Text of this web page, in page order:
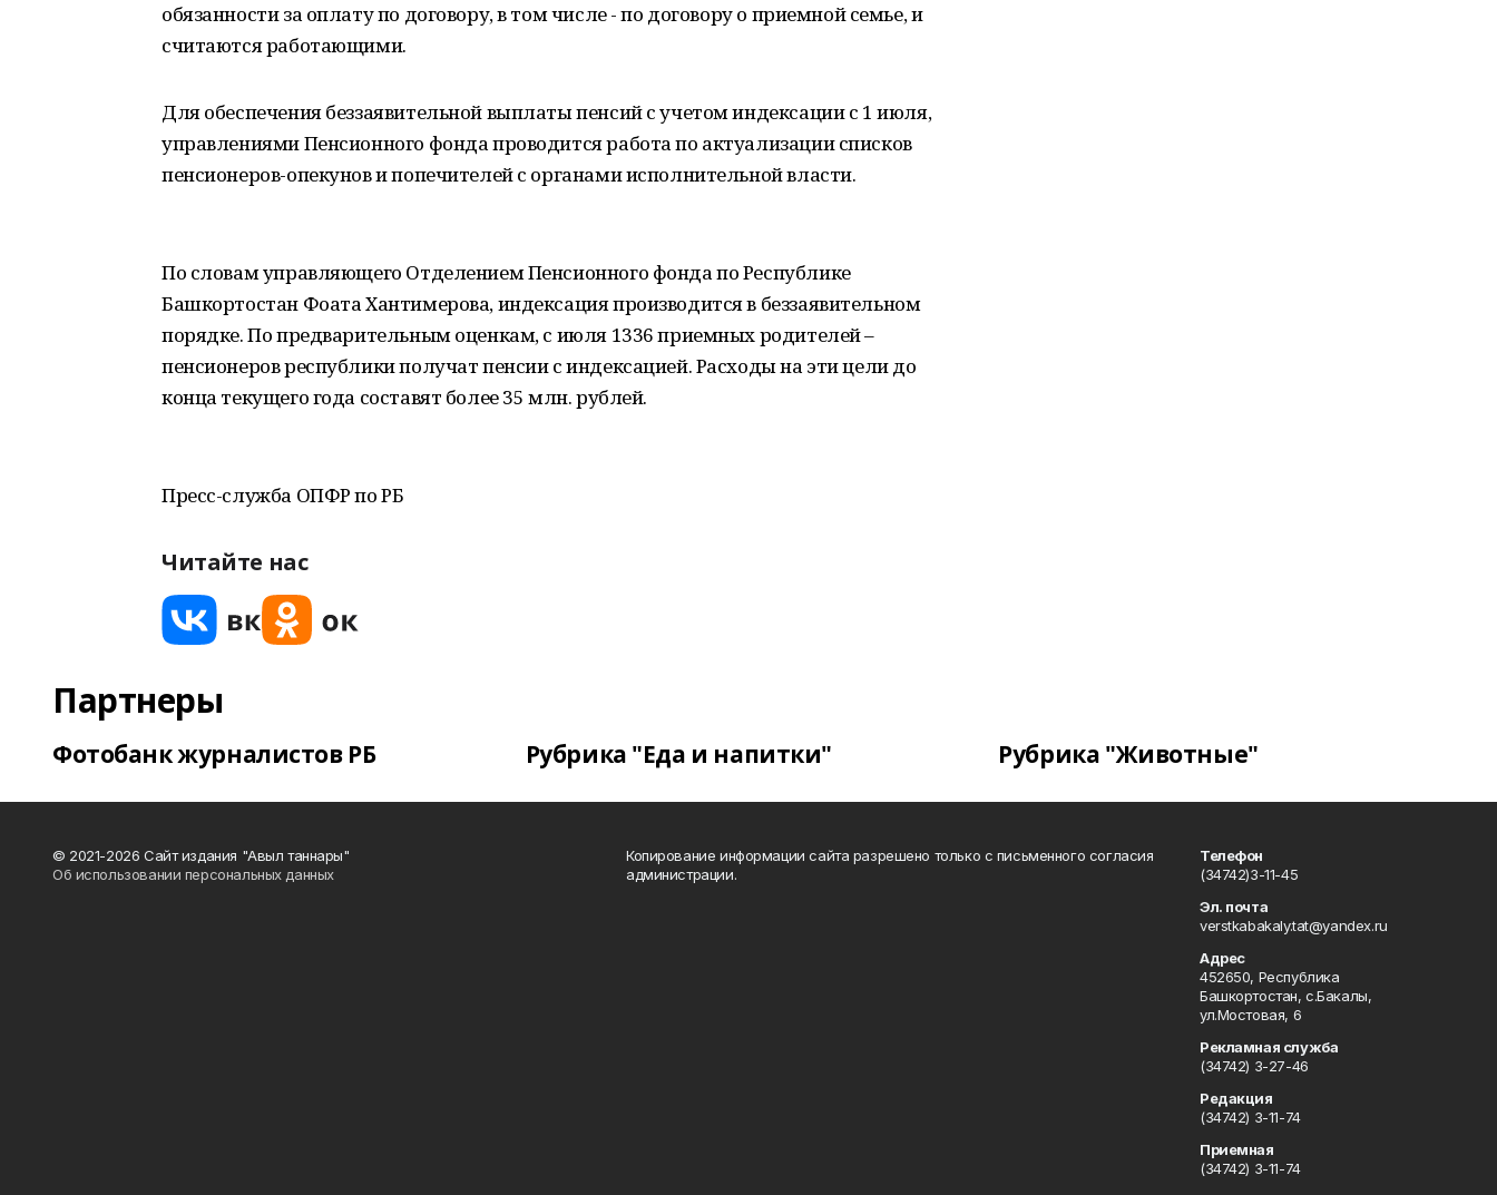
обязанности за оплату по договору, в том числе - по договору о приемной семье, и
считаются работающими.
Для обеспечения беззаявительной выплаты пенсий с учетом индексации с 1 июля,
управлениями Пенсионного фонда проводится работа по актуализации списков
пенсионеров-опекунов и попечителей с органами исполнительной власти.
По словам управляющего Отделением Пенсионного фонда по Республике
Башкортостан Фоата Хантимерова, индексация производится в беззаявительном
порядке. По предварительным оценкам, с июля 1336 приемных родителей –
пенсионеров республики получат пенсии с индексацией. Расходы на эти цели до
конца текущего года составят более 35 млн. рублей.
Пресс-служба ОПФР по РБ
Читайте нас
Партнеры
Фотобанк журналистов РБ Рубрика "Еда и напитки" Рубрика "Животные"
© 2021-2026 Сайт издания "Авыл таннары"
Об использовании персональных данных
Копирование информации сайта разрешено только с письменного согласия
администрации.
Телефон
(34742)3-11-45
Эл. почта
verstkabakaly.tat@yandex.ru
Адрес
452650, Республика
Башкортостан, с.Бакалы,
ул.Мостовая, 6
Рекламная служба
(34742) 3-27-46
Редакция
(34742) 3-11-74
Приемная
(34742) 3-11-74